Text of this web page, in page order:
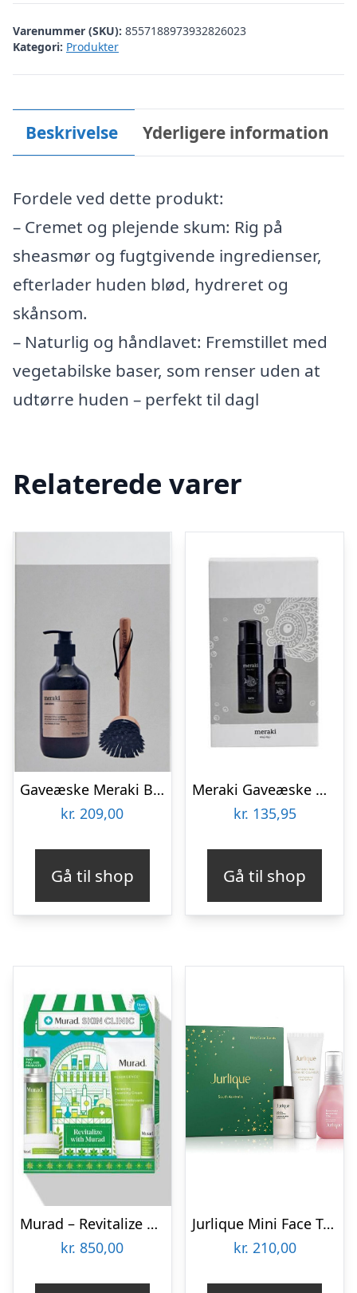
Varenummer (SKU): 8557188973932826023
Kategori: Produkter
Beskrivelse Yderligere information
Fordele ved dette produkt:
– Cremet og plejende skum: Rig på
sheasmør og fugtgivende ingredienser,
efterlader huden blød, hydreret og
skånsom.
– Naturlig og håndlavet: Fremstillet med
vegetabilske baser, som renser uden at
udtørre huden – perfekt til dagl
Relaterede varer
Gaveæske Meraki Blossom Breeze – opvaskebørste med bambusskaft & Svanemærket opvaskemiddel, sort/brun/grå
kr. 209,00
Gå til shop
Meraki Gaveæske Mini
kr. 135,95
Gå til shop
Murad – Revitalize with Murad Kit
kr. 850,00
Jurlique Mini Face Treats Gavesæt
kr. 210,00